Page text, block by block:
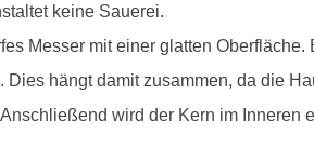
keine Sauerei.
Messer mit einer glatten Oberfläche.
hängt damit zusammen, da die
wird der Kern im Inneren